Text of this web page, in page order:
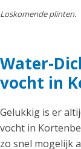
Loskomende plinten.
Water-
vocht in
Gelukkig is er
vocht in
zo snel mogelijk